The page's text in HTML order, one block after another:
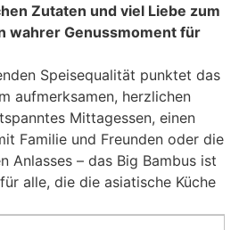
Zutaten und viel Liebe zum
wahrer Genussmoment für
Speisequalität punktet das
aufmerksamen, herzlichen
Mittagessen, einen
Familie und Freunden oder die
Anlasses – das Big Bambus ist
alle, die die asiatische Küche